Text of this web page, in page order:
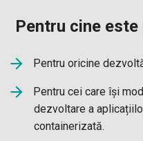
Pentru cine este
Pentru oricine
Pentru cei care își
dezvoltare a
containerizată.